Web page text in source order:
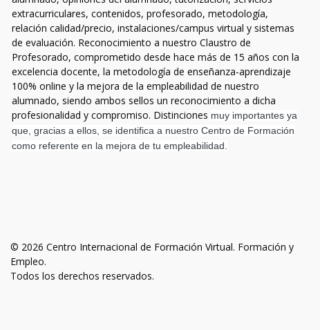
extracurriculares, contenidos, profesorado, metodología,
relación calidad/precio, instalaciones/campus virtual y sistemas
de evaluación. Reconocimiento a nuestro Claustro de
Profesorado, comprometido desde hace más de 15 años con la
excelencia docente, la metodología de enseñanza-aprendizaje
100% online y la mejora de la empleabilidad de nuestro
alumnado, siendo ambos sellos un reconocimiento a dicha
profesionalidad y compromiso. Distinciones muy importantes ya
que, gracias a ellos, se identifica a nuestro Centro de Formación
como referente en la mejora de tu empleabilidad.
© 2026 Centro Internacional de Formación Virtual. Formación y
Empleo.
Todos los derechos reservados.